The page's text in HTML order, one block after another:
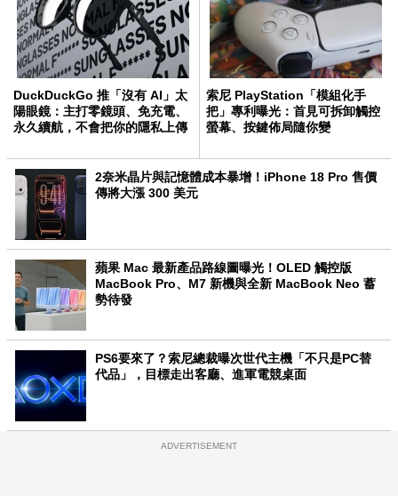
DuckDuckGo 推「沒有 AI」太
陽眼鏡：主打零鏡頭、免充電、
永久續航，不會把你的隱私上傳
索尼 PlayStation「模組化手
把」專利曝光：首見可拆卸觸控
螢幕、按鍵佈局隨你變
2奈米晶片與記憶體成本暴增！iPhone 18 Pro 售價
傳將大漲 300 美元
蘋果 Mac 最新產品路線圖曝光！OLED 觸控版
MacBook Pro、M7 新機與全新 MacBook Neo 蓄
勢待發
PS6要來了？索尼總裁曝次世代主機「不只是PC替
代品」，目標走出客廳、進軍電競桌面
ADVERTISEMENT